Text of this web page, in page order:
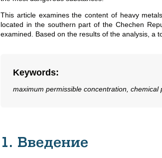
This article examines the content of heavy
located in the southern part of the Chechen
examined. Based on the results of the analysis, a
Keywords:
maximum permissible concentration,
1. Введение